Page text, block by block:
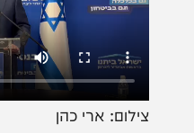
צילום: ארי כהן